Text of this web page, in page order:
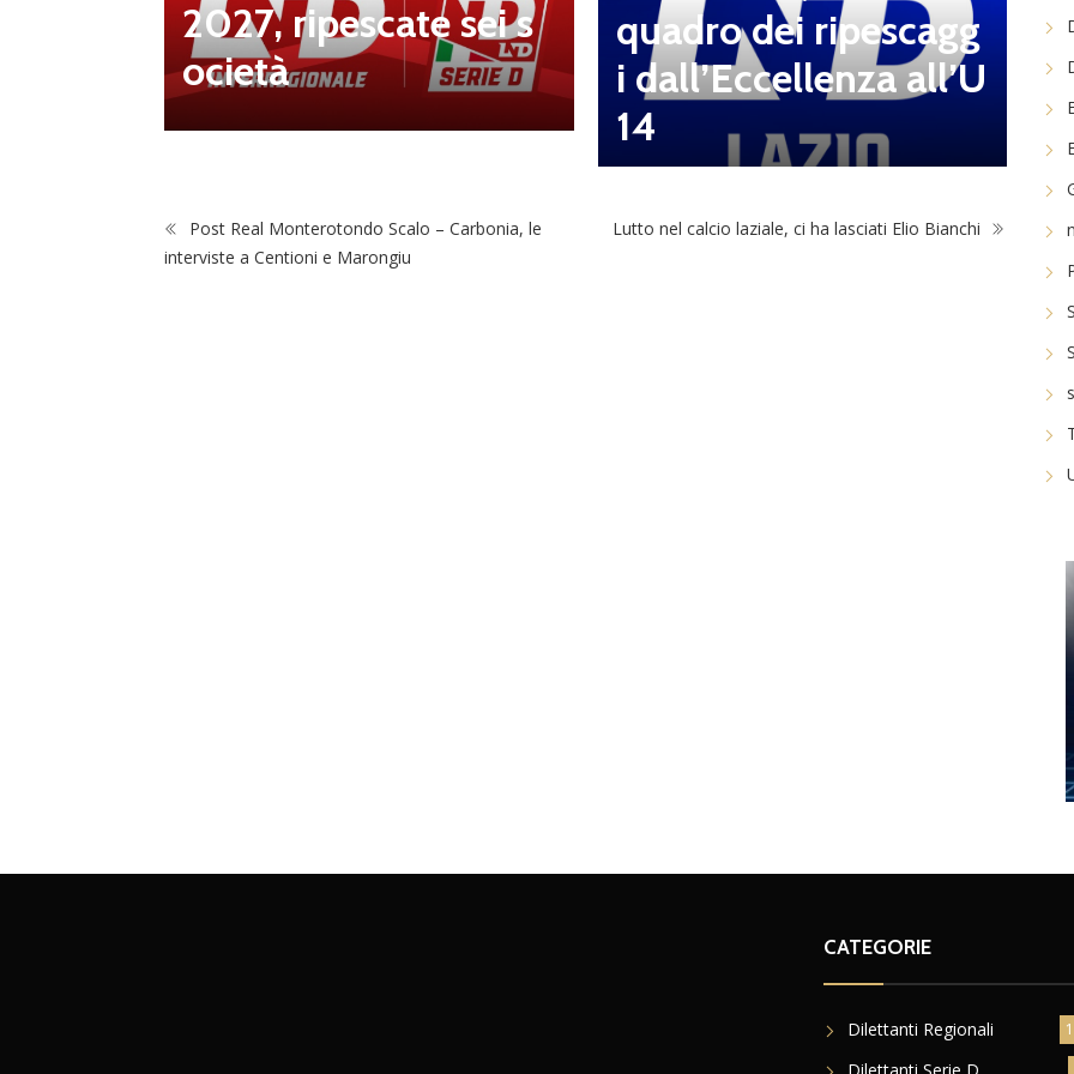
2027, ripescate sei s
ocietà
quadro dei ripescagg
i dall’Eccellenza all’U
14
Post Real Monterotondo Scalo – Carbonia, le
interviste a Centioni e Marongiu
Lutto nel calcio laziale, ci ha lasciati Elio Bianchi
CATEGORIE
Dilettanti Regionali